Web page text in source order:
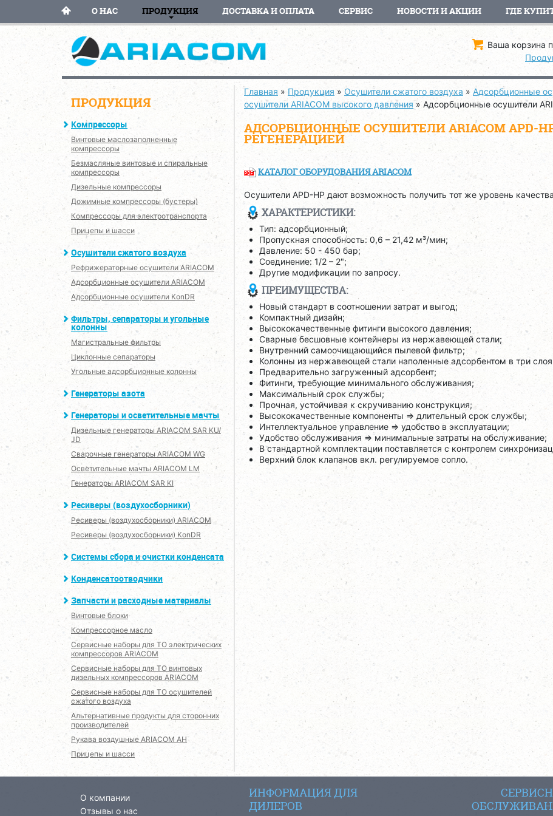
О НАС ПРОДУКЦИЯ ДОСТАВКА И ОПЛАТА СЕРВИС НОВОСТИ И АКЦИИ ГДЕ
Ваша корзина
ПРОДУКЦИЯ
Компрессоры
Винтовые маслозаполненные
компрессоры
Безмасляные винтовые и спиральные
компрессоры
Дизельные компрессоры
Дожимные компрессоры (бустеры)
Компрессоры для электротранспорта
Прицепы и шасси
Осушители сжатого воздуха
Рефрижераторные осушители ARIACOM
Адсорбционные осушители ARIACOM
Адсорбционные осушители KonDR
Фильтры, сепараторы и угольные
колонны
Магистральные фильтры
Циклонные сепараторы
Угольные адсорбционные колонны
Генераторы азота
Генераторы и осветительные мачты
Дизельные генераторы ARIACOM SAR KU/
JD
Сварочные генераторы ARIACOM WG
Осветительные мачты ARIACOM LM
Генераторы ARIACOM SAR KI
Ресиверы (воздухосборники)
Ресиверы (воздухосборники) ARIACOM
Ресиверы (воздухосборники) KonDR
Системы сбора и очистки конденсата
Конденсатоотводчики
Запчасти и расходные материалы
Винтовые блоки
Компрессорное масло
Сервисные наборы для ТО электрических
компрессоров ARIACOM
Сервисные наборы для ТО винтовых
дизельных компрессоров ARIACOM
Сервисные наборы для ТО осушителей
сжатого воздуха
Альтернативные продукты для сторонних
производителей
Рукава воздушные ARIACOM AH
Прицепы и шасси
Главная » Продукция » Осушители сжатого воздуха » Адсорбционные
осушители ARIACOM высокого давления»Адсорбционные осушители
АДСОРБЦИОННЫЕ ОСУШИТЕЛИ ARIACOM APD-
РЕГЕНЕРАЦИЕЙ
КАТАЛОГ ОБОРУДОВАНИЯ ARIACOM
Осушители APD-HP дают возможность получить тот же уровень
ХАРАКТЕРИСТИКИ:
Тип: адсорбционный;
Пропускная способность: 0,6 – 21,42 м³/мин;
Давление: 50 - 450 бар;
Соединение: 1/2 – 2";
Другие модификации по запросу.
ПРЕИМУЩЕСТВА:
Новый стандарт в соотношении затрат и выгод;
Компактный дизайн;
Высококачественные фитинги высокого давления;
Сварные бесшовные контейнеры из нержавеющей стали;
Внутренний самоочищающийся пылевой фильтр;
Колонны из нержавеющей стали наполенные адсорбентом в три
Предварительно загруженный адсорбент;
Фитинги, требующие минимального обслуживания;
Максимальный срок службы;
Прочная, устойчивая к скручиванию конструкция;
Высококачественные компоненты => длительный срок службы;
Интеллектуальное управление => удобство в эксплуатации;
Удобство обслуживания => минимальные затраты на обслуживание;
В стандартной комплектации поставляется с контролем
Верхний блок клапанов вкл. регулируемое сопло.
О компании
Отзывы о нас
ИНФОРМАЦИЯ ДЛЯ
ДИЛЕРОВ